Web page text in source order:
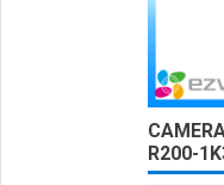
R200-